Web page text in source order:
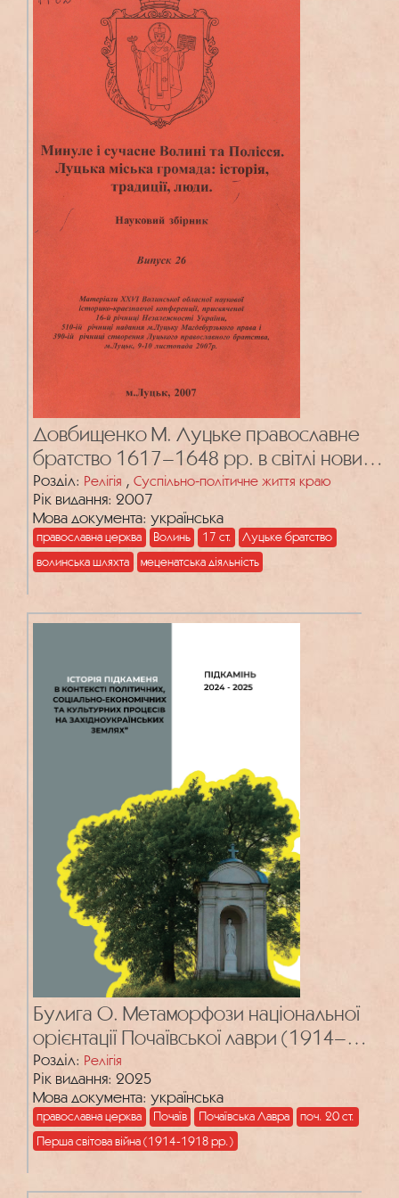
Довбищенко М. Луцьке православне
братство 1617–1648 рр. в світлі нових
архівних документів
Розділ: Релігія , Суспільно-політичне життя краю
Рік видання: 2007
Мова документа: українська
православна церква Волинь 17 ст.
Луцьке братство
волинська шляхта
меценатська діяльність
Булига О. Метаморфози національної
орієнтації Почаївської лаври (1914–
1924 рр.)
Розділ: Релігія
Рік видання: 2025
Мова документа: українська
православна церква Почаїв Почаївська Лавра
поч. 20 ст.
Перша світова війна (1914-1918 рр.)